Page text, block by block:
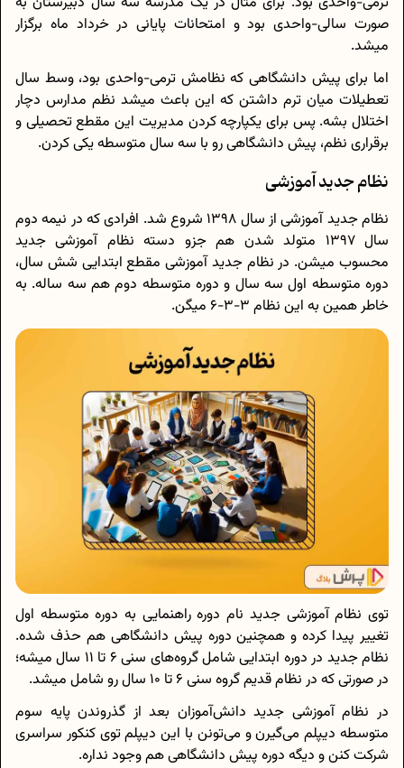
صورت سالی-واحدی بود و امتحانات پایانی در خرداد ماه برگزار
میشد.
اما برای پیش دانشگاهی که نظامش ترمی-واحدی بود، وسط سال
تعطیلات میان ترم داشتن که این باعث میشد نظم مدارس دچار
اختلال بشه. پس برای یکپارچه کردن مدیریت این مقطع تحصیلی و
برقراری نظم، پیش دانشگاهی رو با سه سال متوسطه یکی کردن.
نظام جدید آموزشی
نظام جدید آموزشی از سال 1398 شروع شد. افرادی که در نیمه‌ دوم
سال 1397 متولد شدن هم جزو دسته نظام آموزشی جدید
محسوب میشن. در نظام جدید آموزشی مقطع ابتدایی شش سال،
دوره متوسطه اول سه سال و دوره متوسطه دوم هم سه ساله. به
خاطر همین به این نظام 3-3-6 میگن.
توی نظام آموزشی جدید نام دوره‌ راهنمایی به دوره‌ متوسطه‌ اول
تغییر پیدا کرده و همچنین دوره‌ پیش دانشگاهی هم حذف شده.
نظام جدید در دوره‌ ابتدایی شامل گروه‌های سنی 6 تا 11 سال میشه؛
در صورتی که در نظام قدیم گروه سنی 6 تا 10 سال رو شامل میشد.
در نظام آموزشی جدید دانش‌آموزان بعد از گذروندن پایه‌ سوم
متوسطه دیپلم می‌گیرن و می‌تونن با این دیپلم توی کنکور سراسری
شرکت کنن و دیگه دوره‌ پیش دانشگاهی هم وجود نداره.